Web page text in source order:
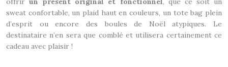
sweat confortable, un plaid haut en couleurs, un tote bag plein
d’esprit ou encore des boules de Noël atypiques. Le
destinataire n’en sera que comblé et utilisera certainement ce
cadeau avec plaisir !